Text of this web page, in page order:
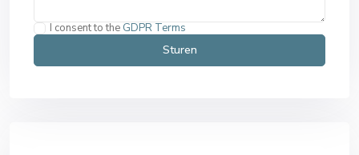
I consent to the GDPR Terms